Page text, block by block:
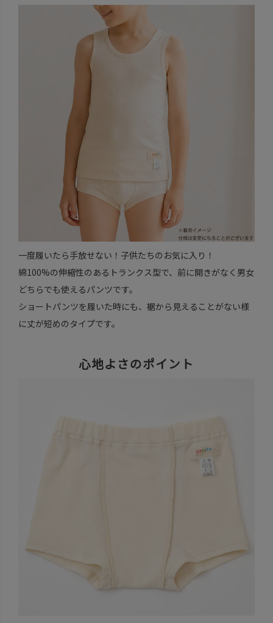
一度履いたら手放せない！子供たちのお気に入り！
綿100%の伸縮性のあるトランクス型で、前に開きがなく男女
どちらでも使えるパンツです。
ショートパンツを履いた時にも、裾から見えることがない様
に丈が短めのタイプです。
心地よさのポイント